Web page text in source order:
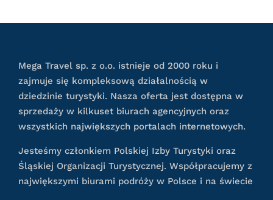
Mega Travel sp. z o.o. istnieje od 2000 roku i
zajmuje się kompleksową działalnością w
dziedzinie turystyki. Nasza oferta jest dostępna w
sprzedaży w kilkuset biurach agencyjnych oraz
wszystkich największych portalach internetowych.
Jesteśmy członkiem Polskiej Izby Turystyki oraz
Śląskiej Organizacji Turystycznej. Współpracujemy z
największymi biurami podróży w Polsce i na świecie